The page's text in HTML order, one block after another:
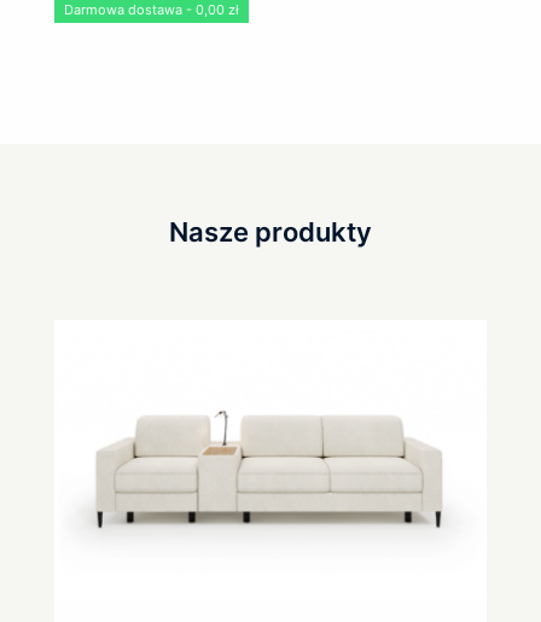
Darmowa dostawa - 0,00 zł
Nasze produkty